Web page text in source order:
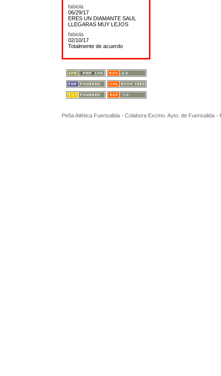
fabiola
06/29/17
ERES UN DIAMANTE SAUL
LLEGARAS MUY LEJOS
fabiola
02/10/17
Totalmente de acuerdo
Peña Atlética Fuensalida - Colabora Excmo. Ayto. de Fuensalida